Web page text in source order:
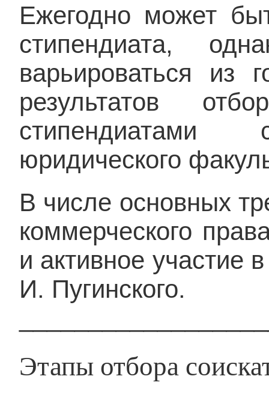
Ежегодно может
стипендиата,
варьироваться из
результатов
юридического
В числе основных
коммерческого
и активное участие
И. Пугинского.
Этапы отбора